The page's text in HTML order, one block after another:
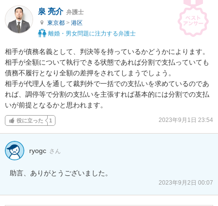
泉 亮介 弁護士
東京都 > 港区
離婚・男女問題に注力する弁護士
相手が債務名義として、判決等を持っているかどうかによります。
相手が全額について執行できる状態であれば分割で支払っていても
債務不履行となり全額の差押をされてしまうでしょう。
相手が代理人を通して裁判外で一括での支払いを求めているのであ
れば、調停等で分割の支払いを主張すれば基本的には分割での支払
いが前提となるかと思われます。
役に立った 1 2023年9月1日 23:54
ryogc さん
2023年9月2日 00:07